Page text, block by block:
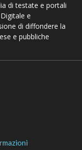
di testate e portali
e
di diffondere la
e pubbliche